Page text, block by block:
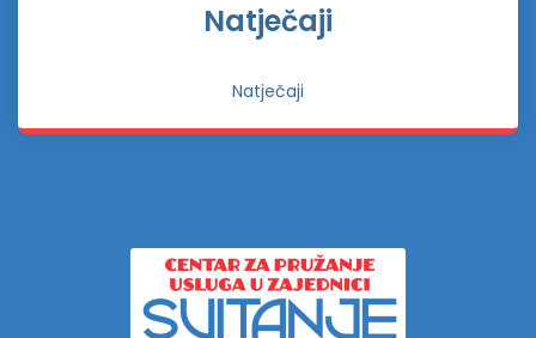
Natječaji
Natječaji